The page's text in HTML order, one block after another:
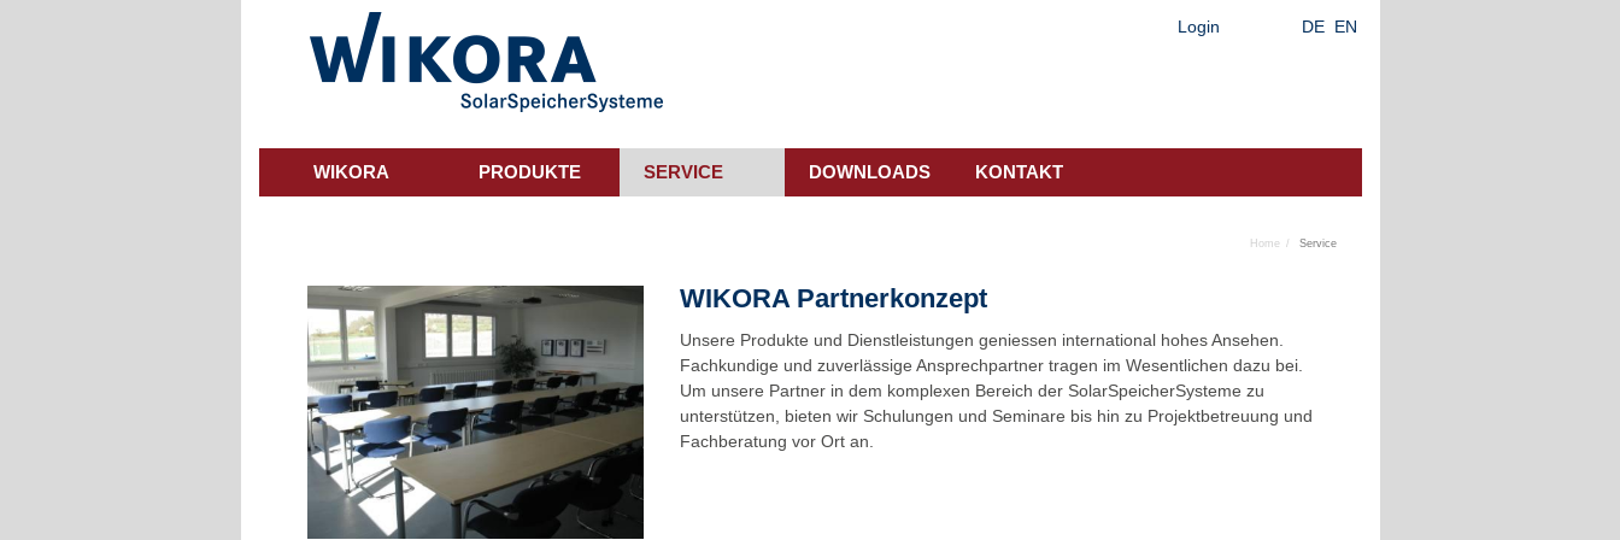
DE EN
Login
WIKORA PRODUKTE SERVICE DOWNLOADS KONTAKT
Home Service
WIKORA Partnerkonzept
Unsere Produkte und Dienstleistungen geniessen international hohes Ansehen.
Fachkundige und zuverlässige Ansprechpartner tragen im Wesentlichen dazu bei.
Um unsere Partner in dem komplexen Bereich der SolarSpeicherSysteme zu
unterstützen, bieten wir Schulungen und Seminare bis hin zu Projektbetreuung und
Fachberatung vor Ort an.